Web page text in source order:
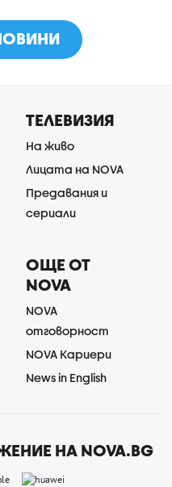
ТЕЛЕВИЗИЯ
На живо
Лицата на NOVA
Предавания и
сериали
ОЩЕ ОТ
NOVA
NOVA
отговорност
NOVA Кариери
News in English
НА NOVA.BG